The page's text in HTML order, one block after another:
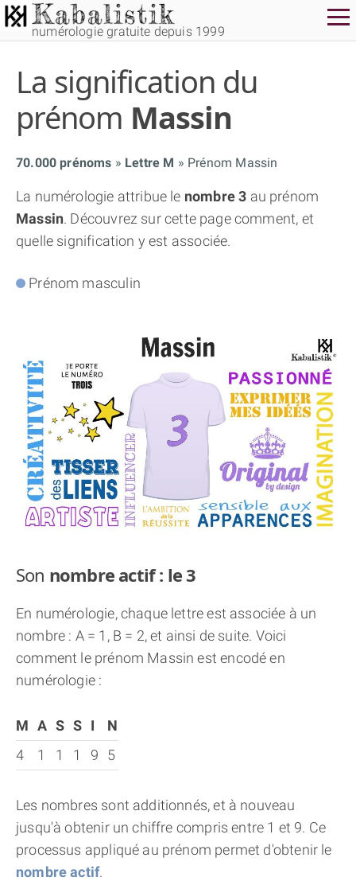
numérologie gratuite depuis 1999
La signification du
prénom Massin
70.000 prénoms Lettre M Prénom Massin
La numérologie attribue le nombre 3 au prénom
Massin. Découvrez sur cette page comment, et
quelle signification y est associée.
Prénom masculin
Son nombre actif : le 3
En numérologie, chaque lettre est associée à un
nombre : A = 1, B = 2, et ainsi de suite. Voici
comment le prénom Massin est encodé en
numérologie :
M A S S I
N
4
1 1 1 9 5
Les nombres sont additionnés, et à nouveau
jusqu'à obtenir un chiffre compris entre 1 et 9. Ce
processus appliqué au prénom permet d'obtenir le
nombre actif.
THÈME GRATUIT
THÈME NUMÉROLOGIQUE APPROFONDI
THÈME TEMPOREL
THÈME « DOUBLE JE »
APPRENDRE LA NUMÉROLOGIE
EXPLORER LA NUMÉROLOGIE
70.000 PRÉNOMS
(À PROPOS)